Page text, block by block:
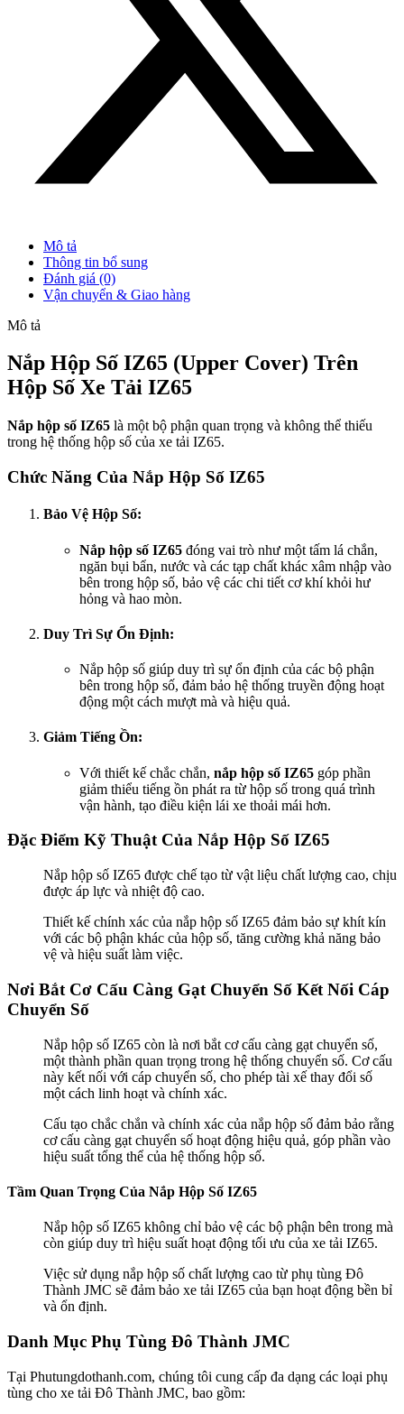
Mô tả
Thông tin bổ sung
Đánh giá (0)
Vận chuyển & Giao hàng
Mô tả
Nắp Hộp Số IZ65 (Upper Cover) Trên
Hộp Số Xe Tải IZ65
Nắp hộp số IZ65 là một bộ phận quan trọng và không thể thiếu
trong hệ thống hộp số của xe tải IZ65.
Chức Năng Của Nắp Hộp Số IZ65
Bảo Vệ Hộp Số:
Nắp hộp số IZ65 đóng vai trò như một tấm lá chắn,
ngăn bụi bẩn, nước và các tạp chất khác xâm nhập vào
bên trong hộp số, bảo vệ các chi tiết cơ khí khỏi hư
hỏng và hao mòn.
Duy Trì Sự Ổn Định:
Nắp hộp số giúp duy trì sự ổn định của các bộ phận
bên trong hộp số, đảm bảo hệ thống truyền động hoạt
động một cách mượt mà và hiệu quả.
Giảm Tiếng Ồn:
Với thiết kế chắc chắn, nắp hộp số IZ65 góp phần
giảm thiểu tiếng ồn phát ra từ hộp số trong quá trình
vận hành, tạo điều kiện lái xe thoải mái hơn.
Đặc Điểm Kỹ Thuật Của Nắp Hộp Số IZ65
Nắp hộp số IZ65 được chế tạo từ vật liệu chất lượng cao, chịu
được áp lực và nhiệt độ cao.
Thiết kế chính xác của nắp hộp số IZ65 đảm bảo sự khít kín
với các bộ phận khác của hộp số, tăng cường khả năng bảo
vệ và hiệu suất làm việc.
Nơi Bắt Cơ Cấu Càng Gạt Chuyển Số Kết Nối Cáp
Chuyển Số
Nắp hộp số IZ65 còn là nơi bắt cơ cấu càng gạt chuyển số,
một thành phần quan trọng trong hệ thống chuyển số. Cơ cấu
này kết nối với cáp chuyển số, cho phép tài xế thay đổi số
một cách linh hoạt và chính xác.
Cấu tạo chắc chắn và chính xác của nắp hộp số đảm bảo rằng
cơ cấu càng gạt chuyển số hoạt động hiệu quả, góp phần vào
hiệu suất tổng thể của hệ thống hộp số.
Tầm Quan Trọng Của Nắp Hộp Số IZ65
Nắp hộp số IZ65 không chỉ bảo vệ các bộ phận bên trong mà
còn giúp duy trì hiệu suất hoạt động tối ưu của xe tải IZ65.
Việc sử dụng nắp hộp số chất lượng cao từ phụ tùng Đô
Thành JMC sẽ đảm bảo xe tải IZ65 của bạn hoạt động bền bỉ
và ổn định.
Danh Mục Phụ Tùng Đô Thành JMC
Tại Phutungdothanh.com, chúng tôi cung cấp đa dạng các loại phụ
tùng cho xe tải Đô Thành JMC, bao gồm: